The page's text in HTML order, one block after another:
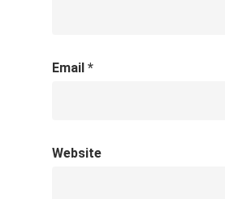
Email *
Website